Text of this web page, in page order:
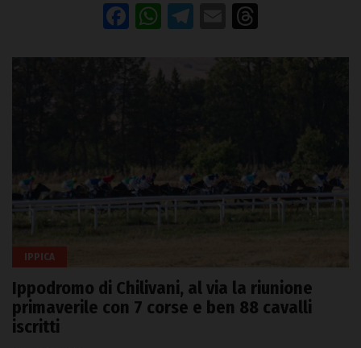
Facebook
WhatsApp
Telegram
Email
IPPICA
Ippodromo di Chilivani, al via la riunione
primaverile con 7 corse e ben 88 cavalli
iscritti